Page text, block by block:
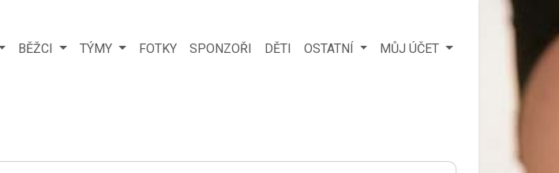
BĚŽCI TÝMY FOTKY SPONZOŘI DĚTI OSTATNÍ MŮJ ÚČET